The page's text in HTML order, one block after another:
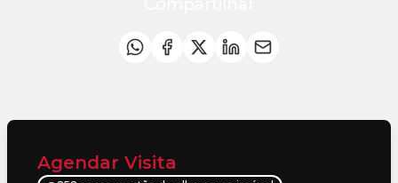
Agendar Visita